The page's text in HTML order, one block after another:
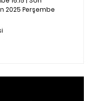
2025 Perşembe